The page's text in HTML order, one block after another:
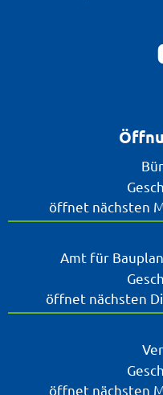
Klicken, um weitere
öffnet nächsten
Amt für
Klicken, um weitere
öffnet nächsten
Klicken, um weitere
öffnet nächsten